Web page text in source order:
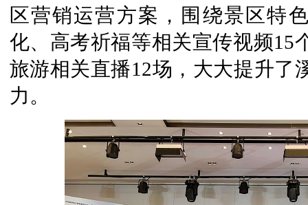
区营销运营方案，围绕景区特
化、高考祈福等相关宣传视频15
旅游相关直播12场，大大提升了
力。